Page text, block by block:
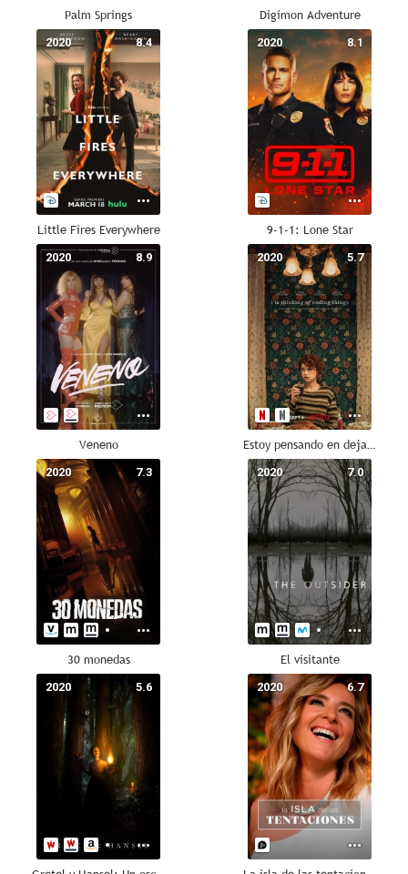
Palm Springs Digimon Adventure
8.4
2020
Little Fires Everywhere
8.1
2020
9-1-1: Lone Star
8.9
2020
Veneno
5.7
2020
Estoy pensando en dejarlo
7.3
2020
30 monedas
7.0
2020
El visitante
5.6
2020 6.7
2020